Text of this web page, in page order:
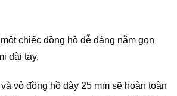
chiếc đồng hồ dễ dàng nằm gọn
dài tay.
vỏ đồng hồ dày 25 mm sẽ hoàn toàn